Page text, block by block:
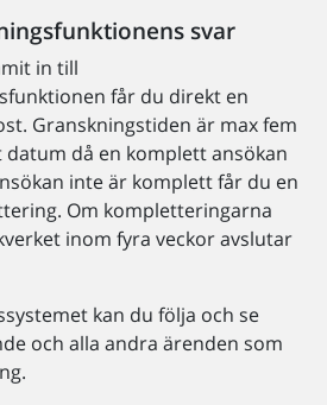
svar
in till
får du direkt en
Granskningstiden är max fem
då en komplett ansökan
inte är komplett får du en
Om kompletteringarna
inom fyra veckor avslutar
kan du följa och se
och alla andra ärenden som